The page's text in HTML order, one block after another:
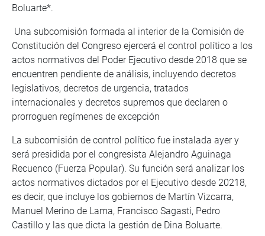
Boluarte*.
Una subcomisión formada al interior de la Comisión de
Constitución del Congreso ejercerá el control político a los
actos normativos del Poder Ejecutivo desde 2018 que se
encuentren pendiente de análisis, incluyendo decretos
legislativos, decretos de urgencia, tratados
internacionales y decretos supremos que declaren o
prorroguen regímenes de excepción
La subcomisión de control político fue instalada ayer y
será presidida por el congresista Alejandro Aguinaga
Recuenco (Fuerza Popular). Su función será analizar los
actos normativos dictados por el Ejecutivo desde 20218,
es decir, que incluye los gobiernos de Martín Vizcarra,
Manuel Merino de Lama, Francisco Sagasti, Pedro
Castillo y las que dicta la gestión de Dina Boluarte.